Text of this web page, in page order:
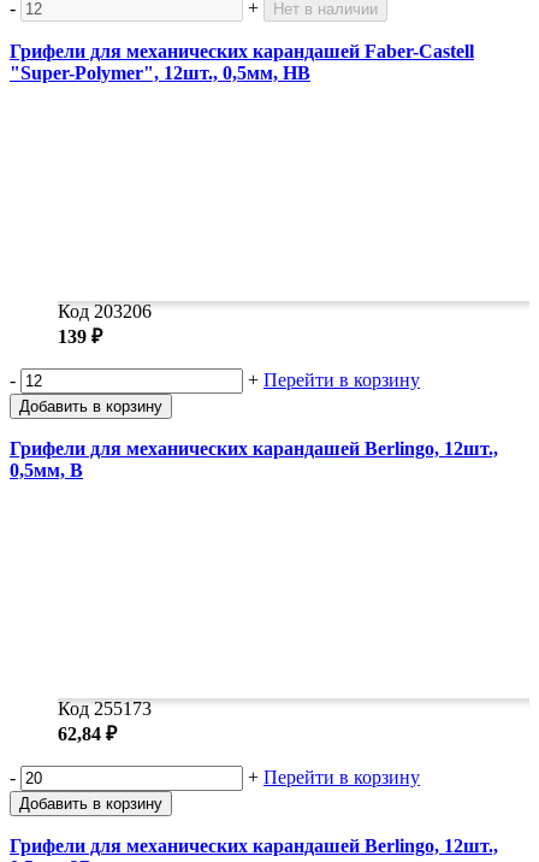
- + Нет в наличии
Грифели для механических карандашей Faber-Castell
"Super-Polymer", 12шт., 0,5мм, HB
Код 203206
139 ₽
- + Перейти в корзину
Добавить в корзину
Грифели для механических карандашей Berlingo, 12шт.,
0,5мм, B
Код 255173
62,84 ₽
- + Перейти в корзину
Добавить в корзину
Грифели для механических карандашей Berlingo, 12шт.,